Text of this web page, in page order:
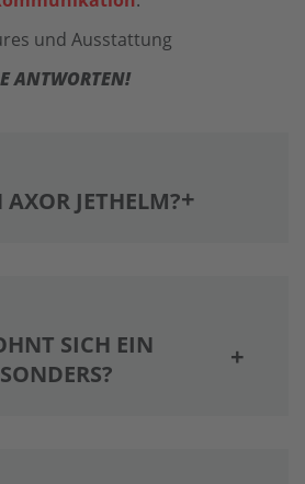
ANTWORTEN!
JETHELM?
SICH EIN